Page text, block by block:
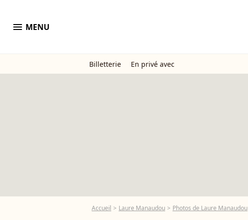
menu MENU
Billetterie En privé avec
Accueil Laure Manaudou Photos de Laure Manaudou